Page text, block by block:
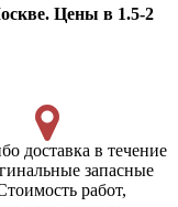
Цены в 1.5-2
доставка в течение
запасные
работ,